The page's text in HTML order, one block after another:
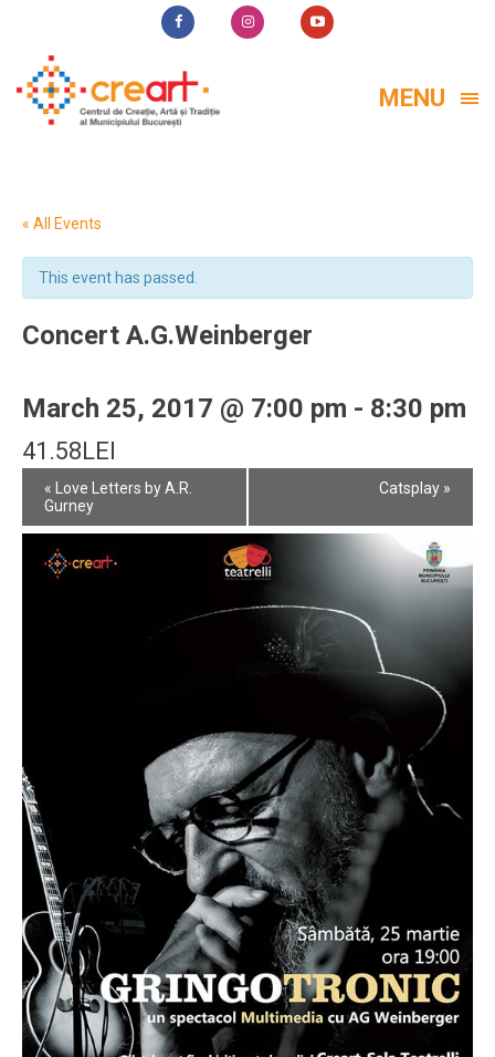
MENU
« All Events
This event has passed.
Concert A.G.Weinberger
March 25, 2017 @ 7:00 pm - 8:30 pm
41.58LEI
Event
Navigation
« Love Letters by A.R.
Gurney
Catsplay »